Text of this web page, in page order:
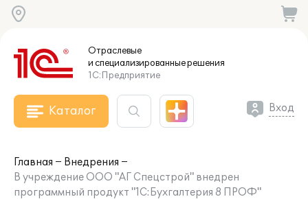
Отраслевые
и специализированныерешения
1С:Предприятие
Каталог Вход
Главная
Внедрения
В учреждение ООО "АГ Спецстрой" внедрен
программный продукт "1С:Бухгалтерия 8 ПРОФ"